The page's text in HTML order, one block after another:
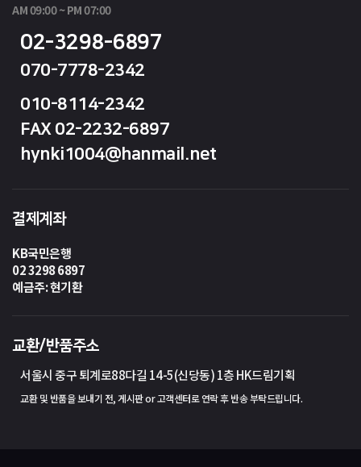
AM 09:00 ~ PM 07:00
02-3298-6897
070-7778-2342
010-8114-2342
FAX 02-2232-6897
hynki1004@hanmail.net
결제계좌
KB국민은행
02 3298 6897
예금주: 현기환
교환/반품주소
서울시 중구 퇴계로88다길 14-5(신당동) 1층 HK드림기획
교환 및 반품을 보내기 전, 게시판 or 고객센터로 연락 후 반송 부탁드립니다.